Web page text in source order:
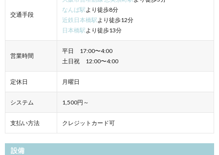
交通手段
なんば駅より徒歩8分
近鉄日本橋駅より徒歩12分
日本橋駅より徒歩13分
営業時間
平日 17:00〜4:00
土日祝 12:00〜4:00
定休日 月曜日
システム 1,500円～
支払い方法 クレジットカード可
設備